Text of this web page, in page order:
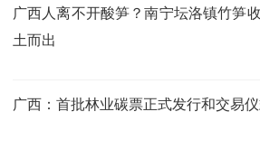
广西人离不开酸笋？南宁坛洛镇竹笋
土而出
广西：首批林业碳票正式发行和交易